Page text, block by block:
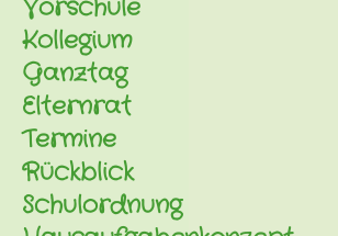
Vorschule
Kollegium
Ganztag
Elternrat
Termine
Rückblick
Schulordnung